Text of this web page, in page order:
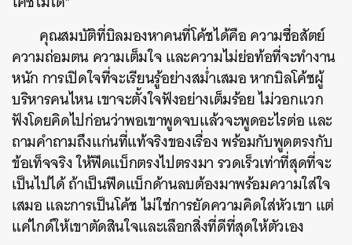
คุณสมบัติที่บิลมองหาคนที่โค้ชได้คือ ความซื่อสัตย์
ความถ่อมตน ความเต็มใจ และความไม่ย่อท้อที่จะทำงาน
หนัก การเปิดใจที่จะเรียนรู้อย่างสม่ำเสมอหากบิลโค้ชผู้
บริหารคนไหน เขาจะตั้งใจฟังอย่างเต็มร้อย ไม่วอกแวก
ฟังโดยคิดไปก่อนว่าพอเขาพูดจบแล้วจะพูดอะไรต่อ และ
ถามคำถามถึงแก่นที่แท้จริงของเรื่อง พร้อมกับพูดตรงกับ
ข้อเท็จจริง ให้ฟีดแบ็กตรงไปตรงมา รวดเร็วเท่าที่สุดที่จะ
เป็นไปได้ ถ้าเป็นฟีดแบ็กด้านลบต้องมาพร้อมความใส่ใจ
เสมอ และการเป็นโค้ช ไม่ใช่การยัดความคิดใส่หัวเขา แต่
แค่ไกด์ให้เขาตัดสินใจและเลือกสิ่งที่ดีที่สุดให้ตัวเอง